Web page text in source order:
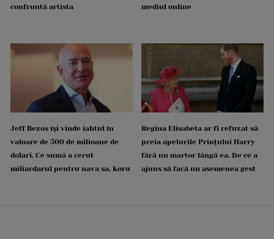
confruntă artista
mediul online
Jeff Bezos își vinde iahtul în
valoare de 500 de milioane de
dolari. Ce sumă a cerut
miliardarul pentru nava sa, Koru
Regina Elisabeta ar fi refuzat să
preia apelurile Prințului Harry
fără un martor lângă ea. De ce a
ajuns să facă un asemenea gest